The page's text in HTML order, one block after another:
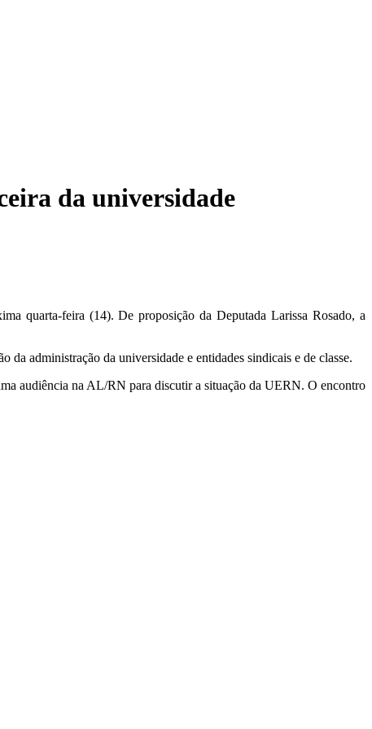
da universidade
quarta-feira (14). De proposição da Deputada Larissa Rosado, a
administração da universidade e entidades sindicais e de classe.
audiência na AL/RN para discutir a situação da UERN. O encontro